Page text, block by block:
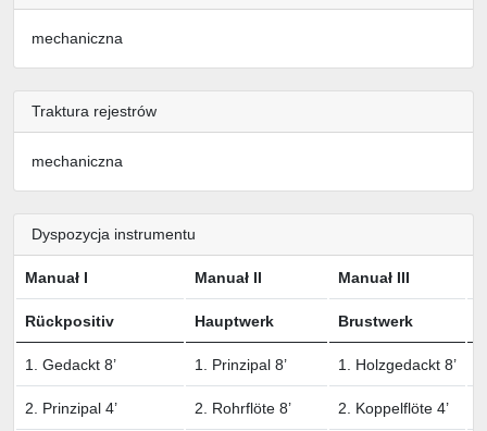
mechaniczna
Traktura rejestrów
mechaniczna
Dyspozycja instrumentu
Manuał I Manuał II Manuał III
Rückpositiv Hauptwerk Brustwerk
1. Gedackt 8’ 1. Prinzipal 8’ 1. Holzgedackt 8’
2. Prinzipal 4’ 2. Rohrflöte 8’ 2. Koppelflöte 4’